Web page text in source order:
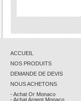
ACCUEIL
NOS PRODUITS
DEMANDE DE DEVIS
NOUS ACHETONS
- Achat Or Monaco
- Achat Argent Monaco